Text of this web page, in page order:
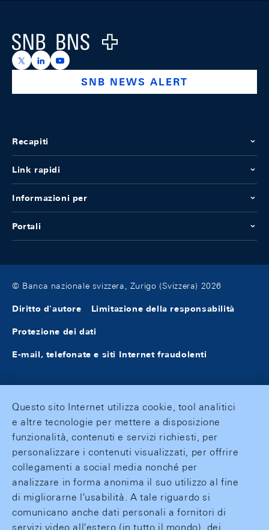
Logo
https://x.com/snb_bns
https://ch.linkedin.com/company/swiss-national-
https://www.youtube.com/@swissnationalbank
SNB NEWS ALERT
Recapiti
Link rapidi
Informazioni per
Portali
© Banca nazionale svizzera, Zurigo (Svizzera) 2026
Diritto d'autore Limitazione della responsabilità
Protezione dei dati
E-mail, telefonate e siti Internet fraudolenti
Questo sito Internet utilizza cookie, tool analitici
e altre tecnologie per mettere a disposizione
funzionalità, contenuti e servizi richiesti, per
personalizzare i contenuti visualizzati, per offrire
collegamenti a social media nonché per
analizzare in forma anonima il suo utilizzo al fine
di migliorarne l'usabilità. A tale riguardo si
comunicano anche dati personali a fornitori di
servizi video all'estero (in tutto il mondo), dei